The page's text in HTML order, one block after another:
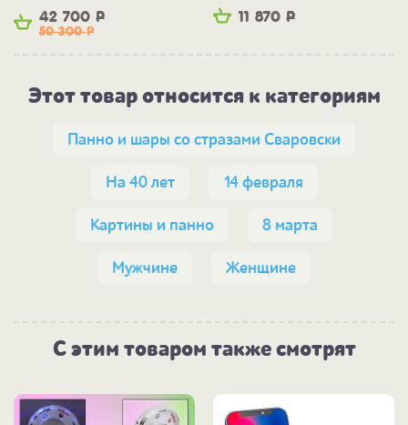
42 700 Р
50 300Р
11 870 Р
Этот товар относится к категориям
Панно и шары со стразами Сваровски
На 40 лет 14 февраля
Картины и панно 8 марта
Мужчине Женщине
С этим товаром также смотрят